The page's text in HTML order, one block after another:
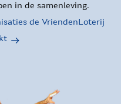
in de samenleving.
de VriendenLoterij